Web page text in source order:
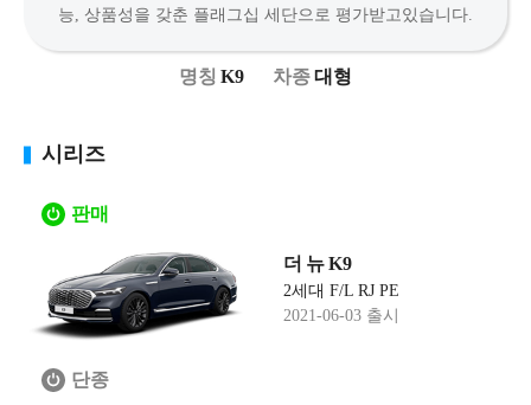
능, 상품성을 갖춘 플래그십 세단으로 평가받고있습니다.
K9 대형
시리즈
판매
더 뉴 K9
2세대 F/L RJ PE
2021-06-03 출시
단종